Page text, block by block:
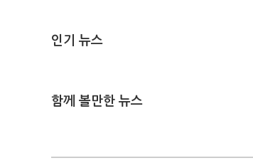
인기 뉴스
함께 볼만한 뉴스